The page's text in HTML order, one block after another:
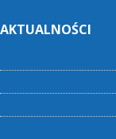
AKTUALNOŚCI